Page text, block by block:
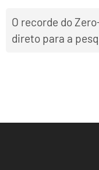
O recorde do
direto para a